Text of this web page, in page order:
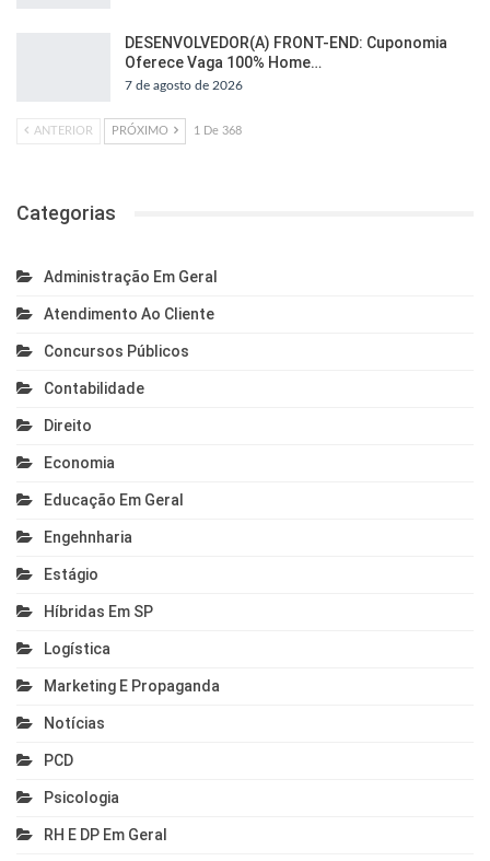
DESENVOLVEDOR(A) FRONT-END: Cuponomia
Oferece Vaga 100% Home…
7 de agosto de 2026
ANTERIOR PRÓXIMO 1 De 368
Categorias
Administração Em Geral
Atendimento Ao Cliente
Concursos Públicos
Contabilidade
Direito
Economia
Educação Em Geral
Engehnharia
Estágio
Híbridas Em SP
Logística
Marketing E Propaganda
Notícias
PCD
Psicologia
RH E DP Em Geral